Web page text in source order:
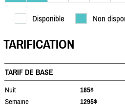
Disponible Non
TARIFICATION
TARIF DE BASE
Nuit
185$
Semaine
1295$